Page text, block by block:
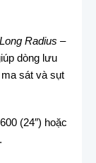
Radius –
dòng lưu
sát và sụt
(24″) hoặc